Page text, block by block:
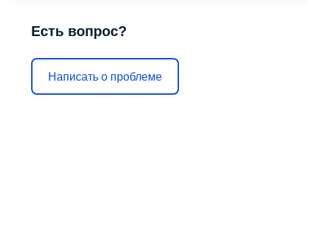
Есть вопрос?
Написать о проблеме